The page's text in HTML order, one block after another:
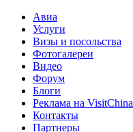
Авиа
Услуги
Визы и посольства
Фотогалереи
Видео
Форум
Блоги
Реклама на VisitChina
Контакты
Партнеры